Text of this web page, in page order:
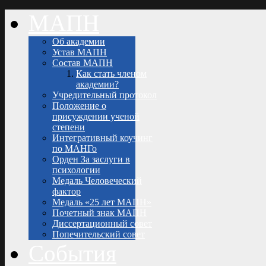
Об академии
Устав МАПН
Состав МАПН
Как стать членом
академии?
Учредительный протокол
Положение о
присуждении ученой
степени
Интегративный коучинг
по МАНГо
Орден За заслуги в
психологии
Медаль Человеческий
фактор
Медаль «25 лет МАПН»
Почетный знак МАПН
Диссертационный совет
Попечительский совет